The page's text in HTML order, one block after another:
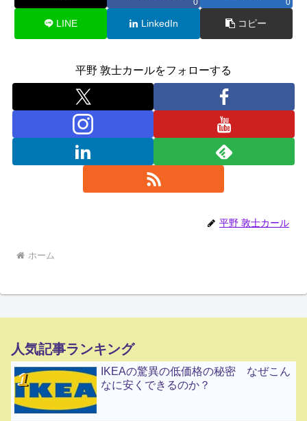
o
o
o
n
LINE LinkedIn コピー
平野 敦士カールをフォローする
平野 敦士カール
ホーム
人気記事ランキング
IKEAの驚異の低価格の秘密 なぜこん
なに安くできるのか？